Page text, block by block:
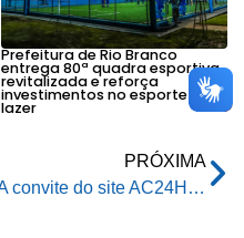
Prefeitura de Rio Branco
entrega 80ª quadra esportiva
revitalizada e reforça
investimentos no esporte e
lazer
PRÓXIMA
A convite do site AC24Horas prefeito de Rio Branco participa do Programa Boa Conversa